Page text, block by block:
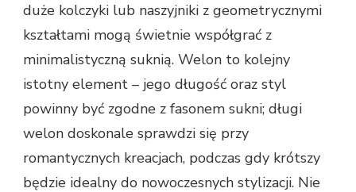
duże kolczyki lub naszyjniki z geometrycznymi
kształtami mogą świetnie współgrać z
minimalistyczną suknią. Welon to kolejny
istotny element – jego długość oraz styl
powinny być zgodne z fasonem sukni; długi
welon doskonale sprawdzi się przy
romantycznych kreacjach, podczas gdy krótszy
będzie idealny do nowoczesnych stylizacji. Nie